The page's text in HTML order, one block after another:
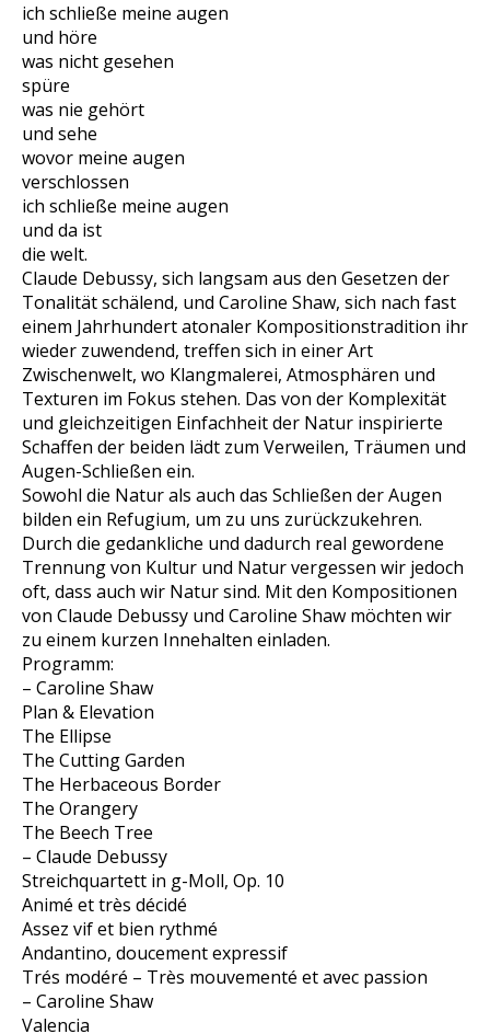
ich schließe meine augen
und höre
was nicht gesehen
spüre
was nie gehört
und sehe
wovor meine augen
verschlossen
ich schließe meine augen
und da ist
die welt.
Claude Debussy, sich langsam aus den Gesetzen der
Tonalität schälend, und Caroline Shaw, sich nach fast
einem Jahrhundert atonaler Kompositionstradition ihr
wieder zuwendend, treffen sich in einer Art
Zwischenwelt, wo Klangmalerei, Atmosphären und
Texturen im Fokus stehen. Das von der Komplexität
und gleichzeitigen Einfachheit der Natur inspirierte
Schaffen der beiden lädt zum Verweilen, Träumen und
Augen-Schließen ein.
Sowohl die Natur als auch das Schließen der Augen
bilden ein Refugium, um zu uns zurückzukehren.
Durch die gedankliche und dadurch real gewordene
Trennung von Kultur und Natur vergessen wir jedoch
oft, dass auch wir Natur sind. Mit den Kompositionen
von Claude Debussy und Caroline Shaw möchten wir
zu einem kurzen Innehalten einladen.
Programm:
– Caroline Shaw
Plan & Elevation
The Ellipse
The Cutting Garden
The Herbaceous Border
The Orangery
The Beech Tree
– Claude Debussy
Streichquartett in g-Moll, Op. 10
Animé et très décidé
Assez vif et bien rythmé
Andantino, doucement expressif
Trés modéré – Très mouvementé et avec passion
– Caroline Shaw
Valencia